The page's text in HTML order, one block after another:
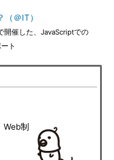
＠IT）
開催した、JavaScriptでの
ト
制